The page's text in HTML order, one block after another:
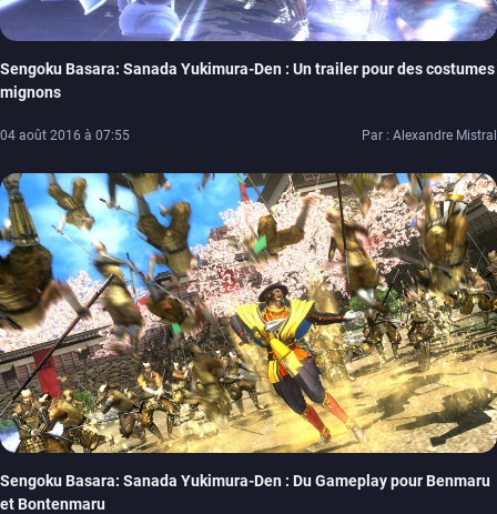
Sengoku Basara: Sanada Yukimura-Den : Un trailer pour des costumes
mignons
04 août 2016 à 07:55 Par : Alexandre Mistral
Sengoku Basara: Sanada Yukimura-Den : Du Gameplay pour Benmaru
et Bontenmaru